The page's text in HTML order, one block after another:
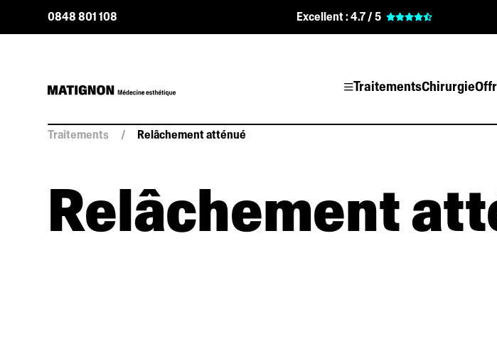
TraitementsChirurgie
0848 801 108 Excellent :4.7 / 5
Traitements / Relâchement atténué
Relâchement